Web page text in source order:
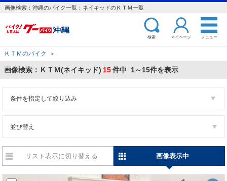
画像検索：沖縄のバイク一覧：ネイキッドのＫＴＭ一覧
検索 マイページ メニュー
ＫＴＭのバイク ＞
画像検索：ＫＴＭ(ネイキッド) 15件中 1～15件を表示
条件を指定して絞り込み
並び替え
リスト表示に切り替える 画像表示中